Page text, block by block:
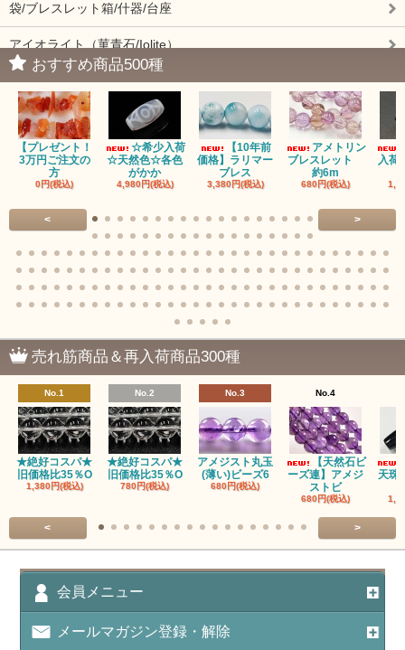
袋/ブレスレット箱/什器/台座
アイオライト（菫青石/Iolite）
アイドクレーズ（Idocrase）（別名ベスビアナイト）
アクアマリン（藍玉/藍柱石/Aquamarine）
アクチノライトインクォーツ（Actinolite/緑閃石）
赤瑪瑙（レッドアゲート/カーネリアン）
アゲート（瑪瑙/Agate）各種
アズロマラカイト（Azuromalachite）
アパタイト
アベンチュリン(クォーツァイト/Aventurine)
アマゾナイト（天河石/Amazonite）
アポフィライト（Apophylite）/魚眼石
アメジスト（紫水晶/Amethyst）
アメシスティンクォーツ（Amethest in quartz）
おすすめ商品500種
【プレゼント！
3万円ご注文の
方
0円(税込)
☆希少入荷
☆天然色☆各色
がかか
4,980円(税込)
【10年前
価格】ラリマー
ブレス
3,380円(税込)
アメトリン
ブレスレット
約6m
680円(税込)
入荷
< >
売れ筋商品＆再入荷商品300種
No.1
★絶好コスパ★
旧価格比35％O
1,380円(税込)
No.2
★絶好コスパ★
旧価格比35％O
780円(税込)
No.3
アメジスト丸玉
(薄い)ビーズ6
680円(税込)
No.4
【天然石ビ
ーズ連】アメジ
ストビ
680円(税込)
天珠
< >
会員メニュー
メールマガジン登録・解除